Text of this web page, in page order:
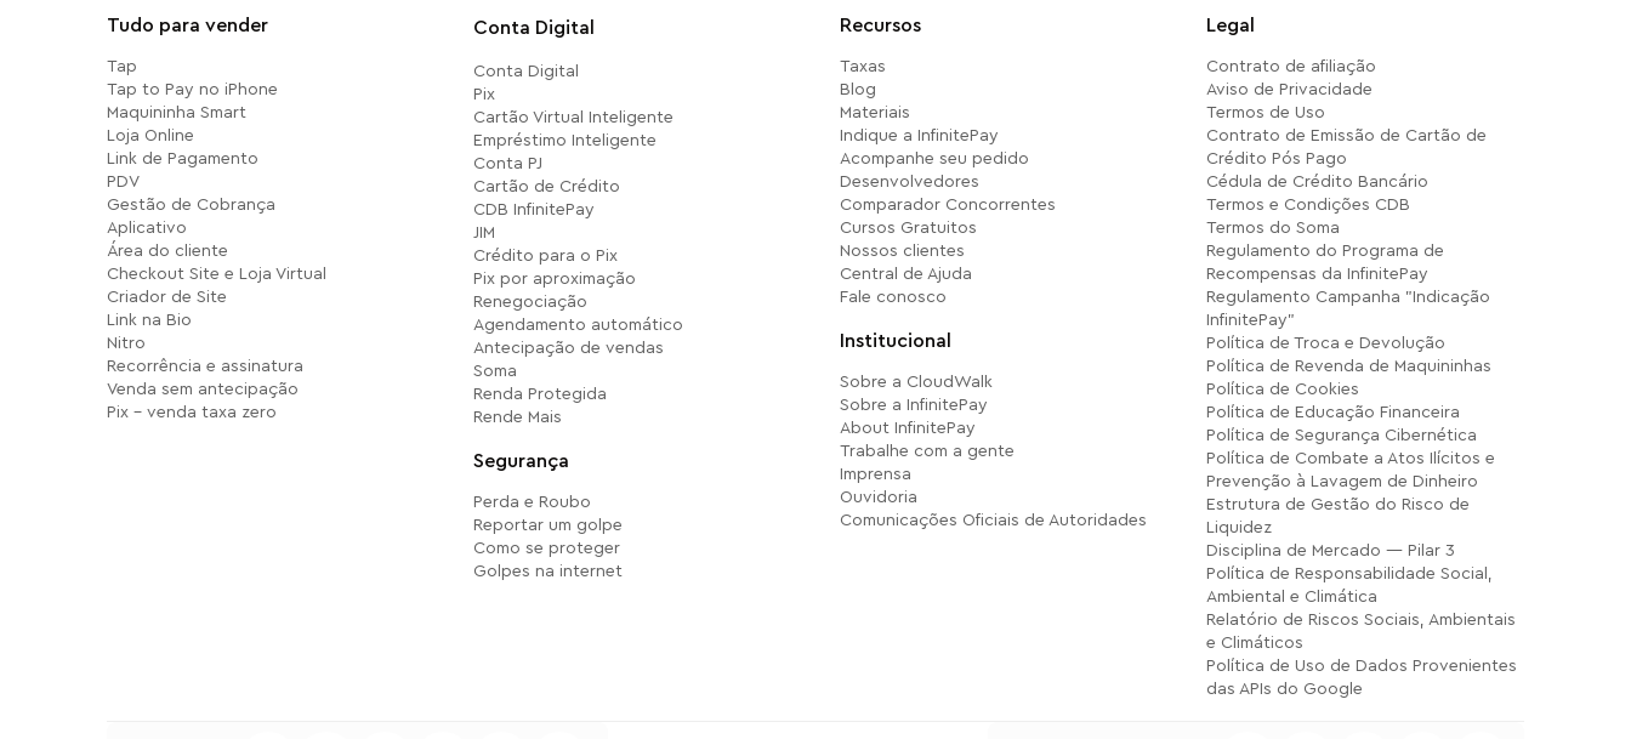
Tudo para vender
Tap
Tap to Pay no iPhone
Maquininha Smart
Loja Online
Link de Pagamento
PDV
Gestão de Cobrança
Aplicativo
Área do cliente
Checkout Site e Loja Virtual
Criador de Site
Link na Bio
Nitro
Recorrência e assinatura
Venda sem antecipação
Pix - venda taxa zero
Conta Digital
Conta Digital
Pix
Cartão Virtual Inteligente
Empréstimo Inteligente
Conta PJ
Cartão de Crédito
CDB InfinitePay
JIM
Crédito para o Pix
Pix por aproximação
Renegociação
Agendamento automático
Antecipação de vendas
Soma
Renda Protegida
Rende Mais
Segurança
Perda e Roubo
Reportar um golpe
Como se proteger
Golpes na internet
Recursos
Taxas
Blog
Materiais
Indique a InfinitePay
Acompanhe seu pedido
Desenvolvedores
Comparador Concorrentes
Cursos Gratuitos
Nossos clientes
Central de Ajuda
Fale conosco
Institucional
Sobre a CloudWalk
Sobre a InfinitePay
About InfinitePay
Trabalhe com a gente
Imprensa
Ouvidoria
Comunicações Oficiais de Autoridades
Legal
Contrato de afiliação
Aviso de Privacidade
Termos de Uso
Contrato de Emissão de Cartão de
Crédito Pós Pago
Cédula de Crédito Bancário
Termos e Condições CDB
Termos do Soma
Regulamento do Programa de
Recompensas da InfinitePay
Regulamento Campanha "Indicação
InfinitePay"
Política de Troca e Devolução
Política de Revenda de Maquininhas
Política de Cookies
Política de Educação Financeira
Política de Segurança Cibernética
Política de Combate a Atos Ilícitos e
Prevenção à Lavagem de Dinheiro
Estrutura de Gestão do Risco de
Liquidez
Disciplina de Mercado — Pilar 3
Política de Responsabilidade Social,
Ambiental e Climática
Relatório de Riscos Sociais, Ambientais
e Climáticos
Política de Uso de Dados Provenientes
das APIs do Google